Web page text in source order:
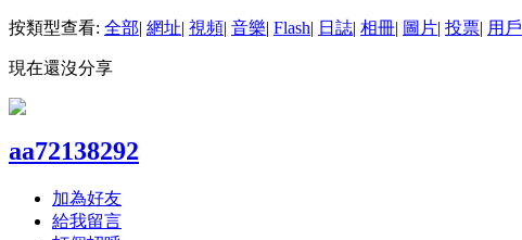
按類型查看: 全部| 網址| 視頻| 音樂| Flash| 日誌| 相冊| 圖片| 投票| 用戶
現在還沒分享
aa72138292
加為好友
給我留言